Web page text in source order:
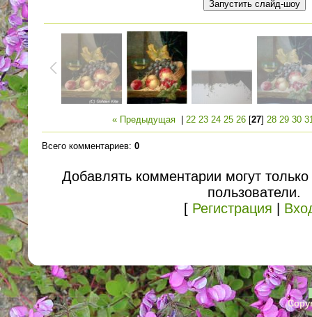
« Предыдущая 22 23 24 25 26 [27] 28 29 30
Всего комментариев: 0
Добавлять комментарии могут
пользователи.
[ Регистрация